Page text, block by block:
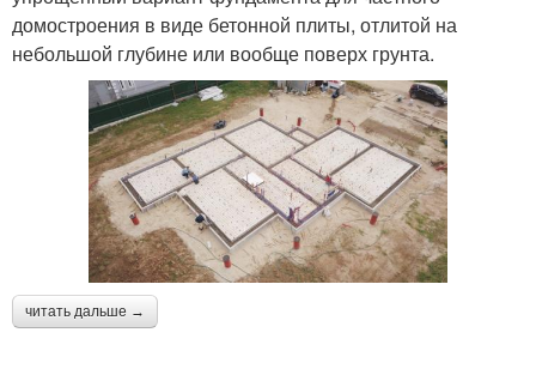
домостроения в виде бетонной плиты, отлитой на
небольшой глубине или вообще поверх грунта.
читать дальше →